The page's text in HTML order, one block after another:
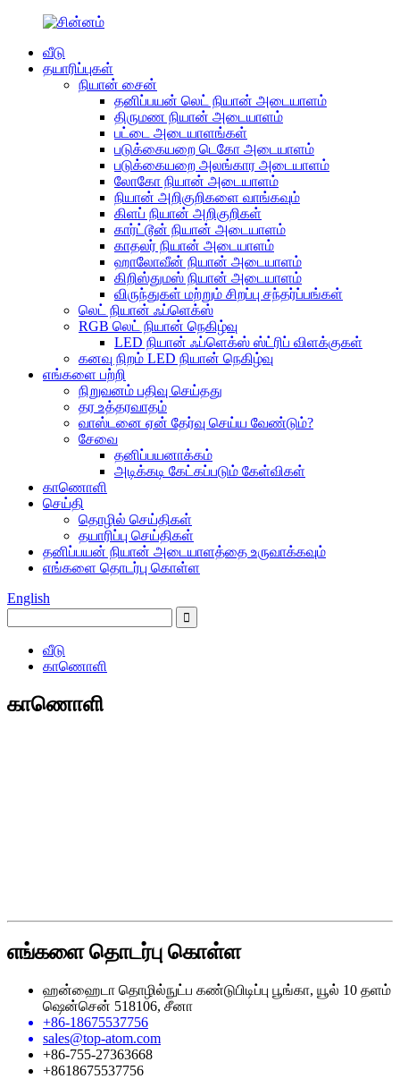
வீடு
தயாரிப்புகள்
நியான் சைன்
தனிப்பயன் லெட் நியான் அடையாளம்
திருமண நியான் அடையாளம்
பட்டை அடையாளங்கள்
படுக்கையறை டெகோ அடையாளம்
படுக்கையறை அலங்கார அடையாளம்
லோகோ நியான் அடையாளம்
நியான் அறிகுறிகளை வாங்கவும்
கிளப் நியான் அறிகுறிகள்
கார்ட்டூன் நியான் அடையாளம்
காதலர் நியான் அடையாளம்
ஹாலோவீன் நியான் அடையாளம்
கிறிஸ்துமஸ் நியான் அடையாளம்
விருந்துகள் மற்றும் சிறப்பு சந்தர்ப்பங்கள்
லெட் நியான் ஃப்ளெக்ஸ்
RGB லெட் நியான் நெகிழ்வு
LED நியான் ஃப்ளெக்ஸ் ஸ்ட்ரிப் விளக்குகள்
கனவு நிறம் LED நியான் நெகிழ்வு
எங்களை பற்றி
நிறுவனம் பதிவு செய்தது
தர உத்தரவாதம்
வாஸ்டனை ஏன் தேர்வு செய்ய வேண்டும்?
சேவை
தனிப்பயனாக்கம்
அடிக்கடி கேட்கப்படும் கேள்விகள்
காணொளி
செய்தி
தொழில் செய்திகள்
தயாரிப்பு செய்திகள்
தனிப்பயன் நியான் அடையாளத்தை உருவாக்கவும்
எங்களை தொடர்பு கொள்ள
English
வீடு
காணொளி
காணொளி
எங்களை தொடர்பு கொள்ள
ஹன்ஹைடா தொழில்நுட்ப கண்டுபிடிப்பு பூங்கா, யூல் 10 தளம்
ஷென்சென் 518106, சீனா
+86-18675537756
sales@top-atom.com
+86-755-27363668
+8618675537756